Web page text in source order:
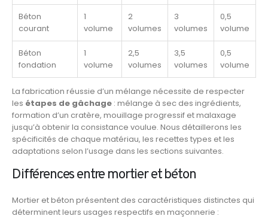
Béton
courant
1
volume
2
volumes
3
volumes
0,5
volume
Béton
fondation
1
volume
2,5
volumes
3,5
volumes
0,5
volume
La fabrication réussie d’un mélange nécessite de respecter
les étapes de gâchage : mélange à sec des ingrédients,
formation d’un cratère, mouillage progressif et malaxage
jusqu’à obtenir la consistance voulue. Nous détaillerons les
spécificités de chaque matériau, les recettes types et les
adaptations selon l’usage dans les sections suivantes.
Différences entre mortier et béton
Mortier et béton présentent des caractéristiques distinctes qui
déterminent leurs usages respectifs en maçonnerie :